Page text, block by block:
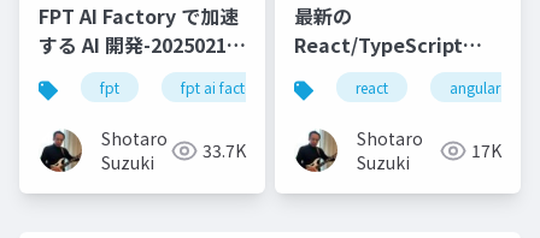
FPT AI Factory で加速
する AI 開発-20250213-
公開版fpt fpt ai factory generative ai azure
Shotaro
Suzuki
33.7K
最新の
React/TypeScript
SPA テンプレートを
.NET 8 で試してみよう
react angular
Shotaro
Suzuki
17K